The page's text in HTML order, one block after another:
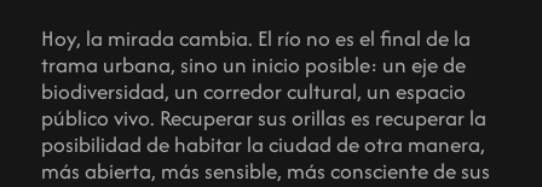
Hoy, la mirada cambia. El río no es el final de la
trama urbana, sino un inicio posible: un eje de
biodiversidad, un corredor cultural, un espacio
público vivo. Recuperar sus orillas es recuperar la
posibilidad de habitar la ciudad de otra manera,
más abierta, más sensible, más consciente de sus